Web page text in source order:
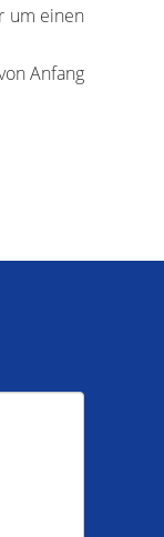
um einen
Anfang